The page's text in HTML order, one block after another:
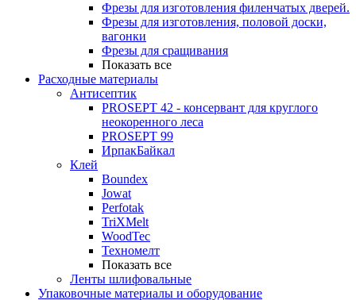
Фрезы для изготовления филенчатых дверей.
Фрезы для изготовления, половой доски,
вагонки
Фрезы для сращивания
Показать все
Расходные материалы
Антисептик
PROSEPT 42 - консервант для круглого
неокоренного леса
PROSEPT 99
ИрпакБайкал
Клей
Boundex
Jowat
Perfotak
TriXMelt
WoodTec
Техномелт
Показать все
Ленты шлифовальные
Упаковочные материалы и оборудование